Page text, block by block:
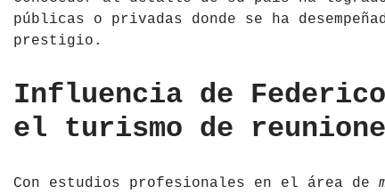
Tíbet
Vietnam
Irlanda
Islandia
Italia
Letonia
públicas o privadas donde se ha
prestigio.
Influencia de
el turismo de
Con estudios profesionales en el área de